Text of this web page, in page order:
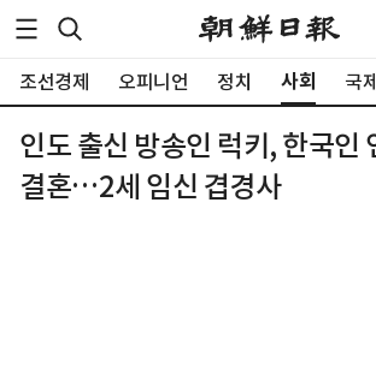
조선경제 오피니언 정치 사회 국
인도 출신 방송인 럭키, 한국인
결혼…2세 임신 겹경사